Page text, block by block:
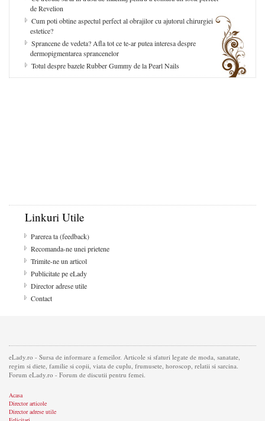
de Revelion
Cum poti obtine aspectul perfect al obrajilor cu ajutorul chirurgiei
estetice?
Sprancene de vedeta? Afla tot ce te-ar putea interesa despre
dermopigmentarea sprancenelor
Totul despre bazele Rubber Gummy de la Pearl Nails
Linkuri Utile
Parerea ta (feedback)
Recomanda-ne unei prietene
Trimite-ne un articol
Publicitate pe eLady
Director adrese utile
Contact
eLady.ro - Sursa de informare a femeilor. Articole si sfaturi legate de moda, sanatate,
regim si diete, familie si copii, viata de cuplu, frumusete, horoscop, relatii si sarcina.
Forum eLady.ro - Forum de discutii pentru femei.
Acasa
Director articole
Director adrese utile